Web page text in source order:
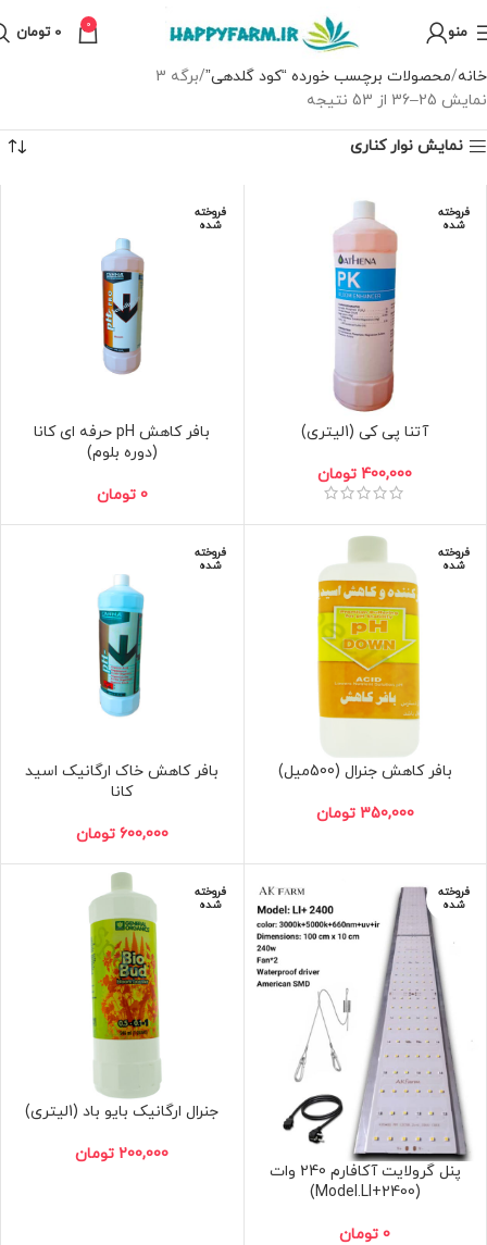
منو 0
0 تومان
خانه محصولات برچسب خورده “کود گلدهی” برگه 3
نمایش 25–36 از 53 نتیجه
نمایش نوار کناری
فروخته
شده
آتنا پی کی (1لیتری)
400,000 تومان
فروخته
شده
بافر کاهش pH حرفه ای کانا
(دوره بلوم)
0 تومان
فروخته
شده
بافر کاهش جنرال (500میل)
350,000 تومان
فروخته
شده
بافر کاهش خاک ارگانیک اسید
کانا
600,000 تومان
فروخته
شده
پنل گرولایت آکافارم 240 وات
(Model.LI+2400)
0 تومان
فروخته
شده
جنرال ارگانیک بایو باد (1لیتری)
200,000 تومان